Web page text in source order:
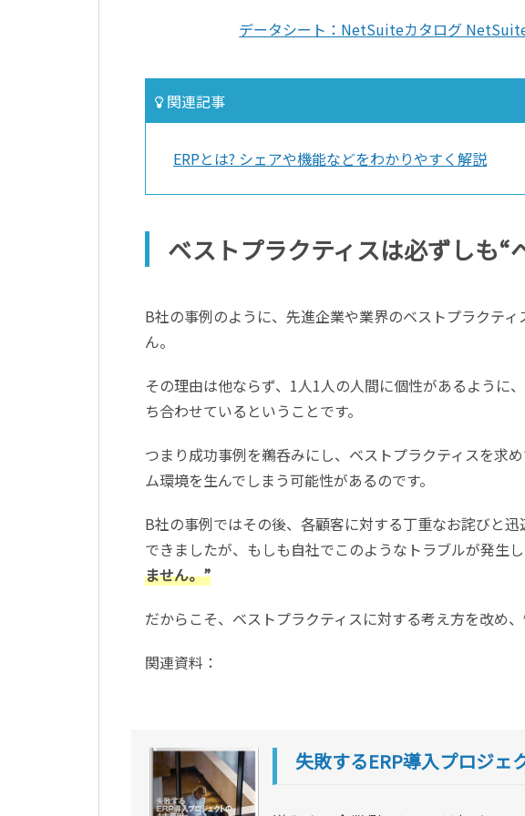
データシート：NetSuiteカタログ
関連記事
ERPとは? シェアや機能などをわかりやすく解説
ベストプラクティスは必ずしも“
B社の事例のように、先進企業や業界のベストプラクテ
ん。
その理由は他ならず、1人1人の人間に個性があるように
ち合わせているということです。
つまり成功事例を鵜呑みにし、ベストプラクティスを求
ム環境を生んでしまう可能性があるのです。
B社の事例ではその後、各顧客に対する丁重なお詫びと
できましたが、もしも自社でこのようなトラブルが発生
ません。”
だからこそ、ベストプラクティスに対する考え方を改め
関連資料：
失敗するERP導入プロジェ